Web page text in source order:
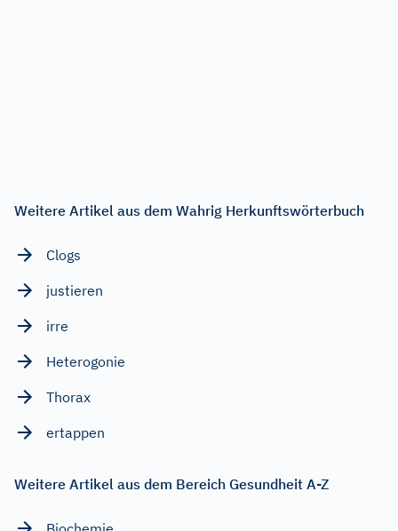
Weitere Artikel aus dem Wahrig Herkunftswörterbuch
Clogs
justieren
irre
Heterogonie
Thorax
ertappen
Weitere Artikel aus dem Bereich Gesundheit A-Z